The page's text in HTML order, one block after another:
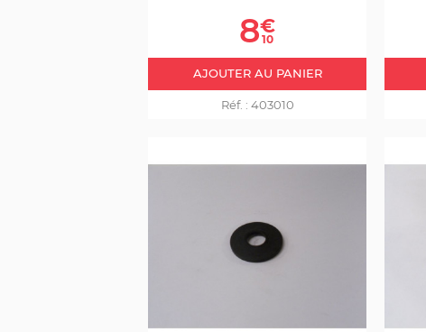
Prix
8€
10
AJOUTER AU PANIER
Réf. : 403010